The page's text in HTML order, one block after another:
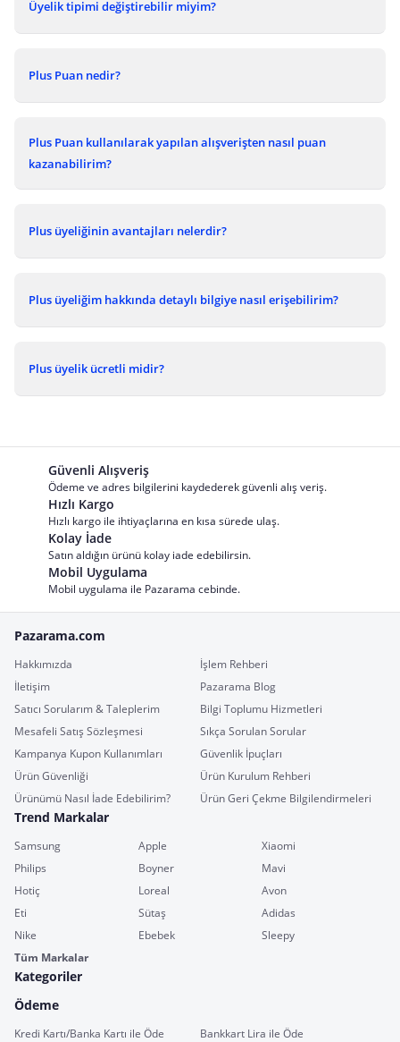
Üyelik tipimi değiştirebilir miyim?
Plus Puan nedir?
Plus Puan kullanılarak yapılan alışverişten nasıl puan
kazanabilirim?
Plus üyeliğinin avantajları nelerdir?
Plus üyeliğim hakkında detaylı bilgiye nasıl erişebilirim?
Plus üyelik ücretli midir?
Güvenli Alışveriş
Ödeme ve adres bilgilerini kaydederek güvenli alış veriş.
Hızlı Kargo
Hızlı kargo ile ihtiyaçlarına en kısa sürede ulaş.
Kolay İade
Satın aldığın ürünü kolay iade edebilirsin.
Mobil Uygulama
Mobil uygulama ile Pazarama cebinde.
Pazarama.com
Hakkımızda
İşlem Rehberi
İletişim
Pazarama Blog
Satıcı Sorularım & Taleplerim
Bilgi Toplumu Hizmetleri
Mesafeli Satış Sözleşmesi
Sıkça Sorulan Sorular
Kampanya Kupon Kullanımları
Güvenlik İpuçları
Ürün Güvenliği
Ürün Kurulum Rehberi
Ürünümü Nasıl İade Edebilirim?
Ürün Geri Çekme Bilgilendirmeleri
Trend Markalar
Samsung Apple
Xiaomi
Philips
Boyner
Mavi
Hotiç
Loreal
Avon
Eti
Sütaş
Adidas
Nike
Ebebek
Sleepy
Tüm Markalar
Kategoriler
Ödeme
Kredi Kartı/Banka Kartı ile Öde
Bankkart Lira ile Öde